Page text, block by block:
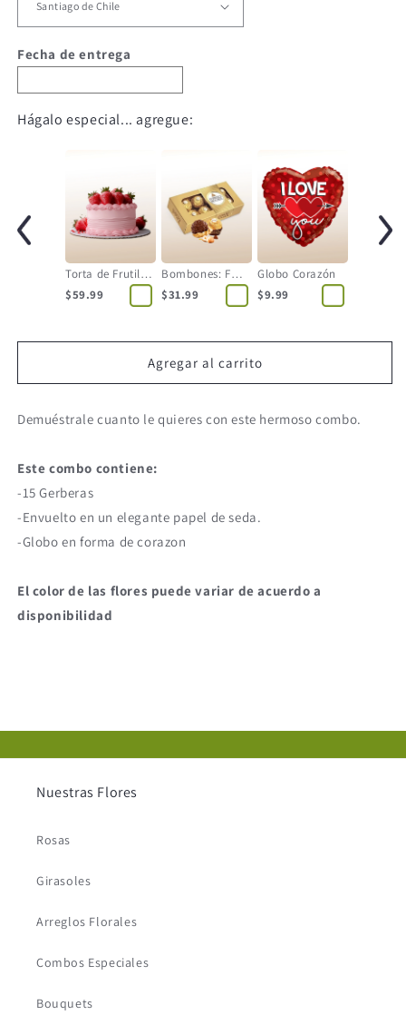
Fecha de entrega
Hágalo especial... agregue:
Torta de Frutilla - 12 Personas
$59.99
Bombones: Ferrero Rocher
$31.99
Globo Corazón
$9.99
Agregar al carrito
Demuéstrale cuanto le quieres con este hermoso combo.
Este combo contiene:
-15 Gerberas
-Envuelto en un elegante papel de seda.
-Globo en forma de corazon
El color de las flores puede variar de acuerdo a
disponibilidad
Nuestras Flores
Rosas
Girasoles
Arreglos Florales
Combos Especiales
Bouquets